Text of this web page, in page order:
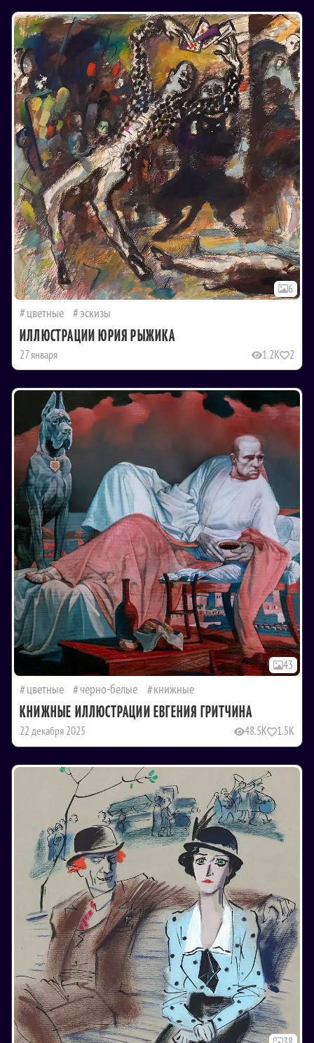
6
цветные эскизы
ИЛЛЮСТРАЦИИ ЮРИЯ РЫЖИКА
27 января 1.2K 2
43
цветные черно-белые книжные
КНИЖНЫЕ ИЛЛЮСТРАЦИИ ЕВГЕНИЯ ГРИТЧИНА
22 декабря 2025 48.5K 1.5K